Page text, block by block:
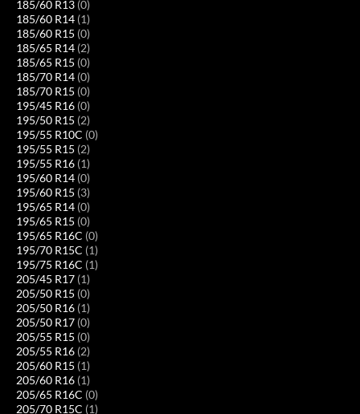
185/60 R13 (0)
185/60 R14 (1)
185/60 R15 (0)
185/65 R14 (2)
185/65 R15 (0)
185/70 R14 (0)
185/70 R15 (0)
195/45 R16 (0)
195/50 R15 (2)
195/55 R10C (0)
195/55 R15 (2)
195/55 R16 (1)
195/60 R14 (0)
195/60 R15 (3)
195/65 R14 (0)
195/65 R15 (0)
195/65 R16C (0)
195/70 R15C (1)
195/75 R16C (1)
205/45 R17 (1)
205/50 R15 (0)
205/50 R16 (1)
205/50 R17 (0)
205/55 R15 (0)
205/55 R16 (2)
205/60 R15 (1)
205/60 R16 (1)
205/65 R16C (0)
205/70 R15C (1)